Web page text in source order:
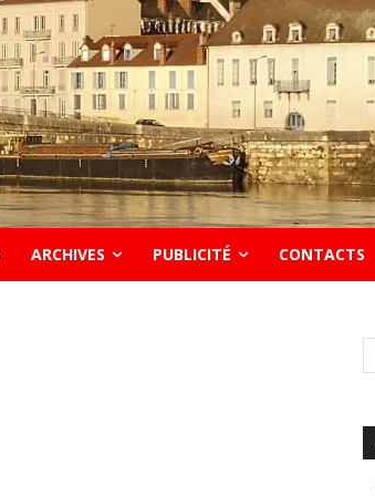
ARCHIVES PUBLICITÉ CONTACTS